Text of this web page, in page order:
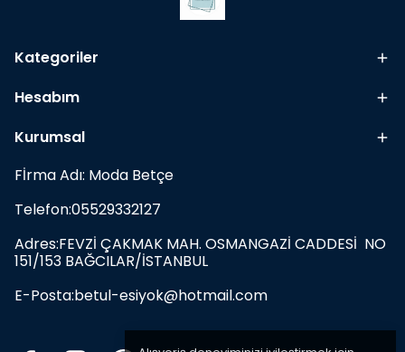
Kategoriler
Hesabım
Kurumsal
Fİrma Adı: Moda Betçe
Telefon:05529332127
Adres:FEVZİ ÇAKMAK MAH. OSMANGAZİ CADDESİ NO
151/153 BAĞCILAR/İSTANBUL
E-Posta:betul-esiyok@hotmail.com